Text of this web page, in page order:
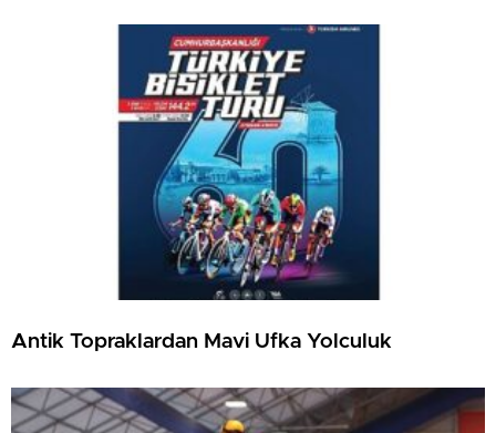
Antik Topraklardan Mavi Ufka Yolculuk